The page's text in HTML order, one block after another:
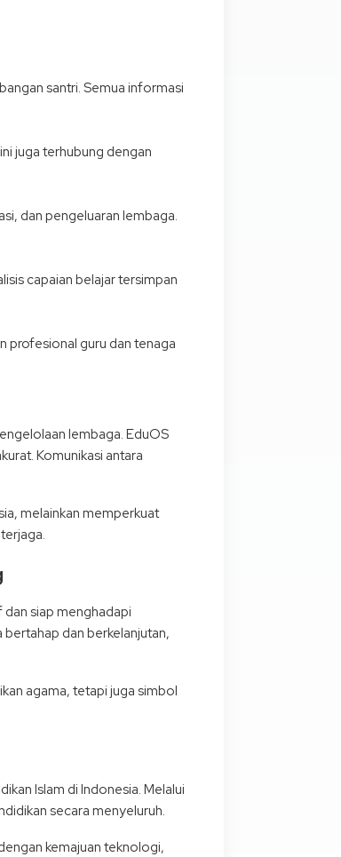
santri. Semua informasi
juga terhubung dengan
dan pengeluaran lembaga.
capaian belajar tersimpan
profesional guru dan tenaga
lembaga. EduOS
Komunikasi antara
melainkan memperkuat
siap menghadapi
dan berkelanjutan,
agama, tetapi juga simbol
Islam di Indonesia. Melalui
secara menyeluruh.
kemajuan teknologi,